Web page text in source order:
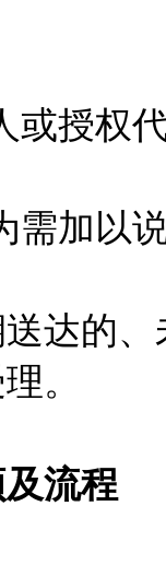
授权代
加以说
的、
。
流程